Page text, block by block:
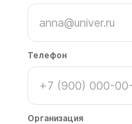
Телефон
Организация